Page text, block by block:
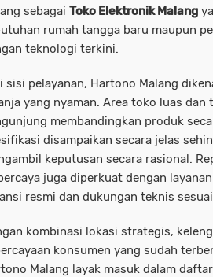
sebagai Toko Elektronik Malang
rumah tangga baru maupun
teknologi terkini.
sisi pelayanan, Hartono Malang
yang nyaman. Area toko luas
membandingkan produk
disampaikan secara jelas
keputusan secara rasional.
juga diperkuat dengan
resmi dan dukungan teknis
kombinasi lokasi strategis,
konsumen yang sudah
Malang layak masuk dalam